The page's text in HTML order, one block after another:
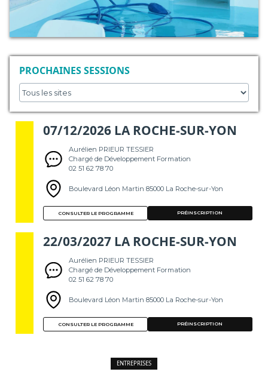
PROCHAINES SESSIONS
07/12/2026 LA ROCHE-SUR-YON
Aurélien PRIEUR TESSIER
Chargé de Développement Formation
02 51 62 78 70
Boulevard Léon Martin 85000 La Roche-sur-Yon
CONSULTER LE PROGRAMME PRÉINSCRIPTION
22/03/2027 LA ROCHE-SUR-YON
Aurélien PRIEUR TESSIER
Chargé de Développement Formation
02 51 62 78 70
Boulevard Léon Martin 85000 La Roche-sur-Yon
CONSULTER LE PROGRAMME PRÉINSCRIPTION
ENTREPRISES